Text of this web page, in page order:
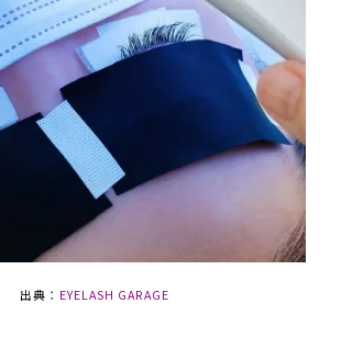
出典： EYELASH GARAGE